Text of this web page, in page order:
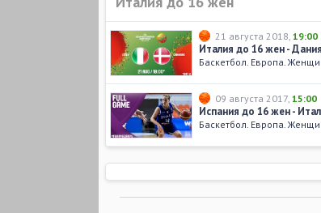
21 августа 2018, 19:00
Италия до 16 жен -
Баскетбол. Европа.
09 августа 2017, 15:00
Испания до 16 жен -
Баскетбол. Европа.
05 августа 2017,19:30